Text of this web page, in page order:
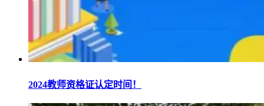
2024教师资格证认定时间！